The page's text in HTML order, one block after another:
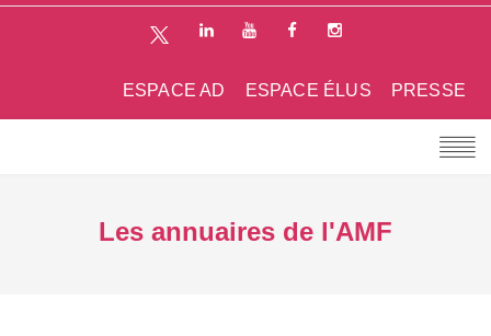
PRESSE
ESPACE ÉLUS
ESPACE AD
Les annuaires de l'AMF